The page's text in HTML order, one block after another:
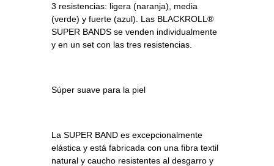
3 resistencias: ligera (naranja), media
(verde) y fuerte (azul). Las BLACKROLL®
SUPER BANDS se venden individualmente
y en un set con las tres resistencias.
Súper suave para la piel
La SUPER BAND es excepcionalmente
elástica y está fabricada con una fibra textil
natural y caucho resistentes al desgarro y